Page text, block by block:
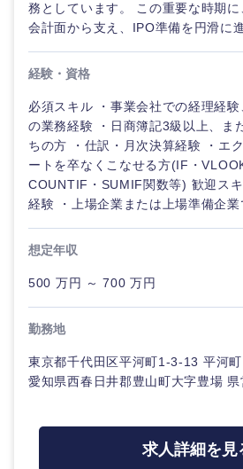
務としています。 この重要な時期
会計面から支え、IPO準備を円滑に
経験・資格
必須スキル ・事業会社での経理経
の業務経験 ・日商簿記3級以上、ま
ちの方 ・仕訳・月次決算経験 ・エ
ートを卒なくこなせる方(IF・
COUNTIF・SUMIF関数等) 歓迎ス
経験 ・上場企業または上場準備企業
想定年収
500 万円 ～ 700 万円
勤務地
東京都千代田区平河町1-3-13 平河
愛知県西春日井郡豊山町大字豊場
求人詳細を見